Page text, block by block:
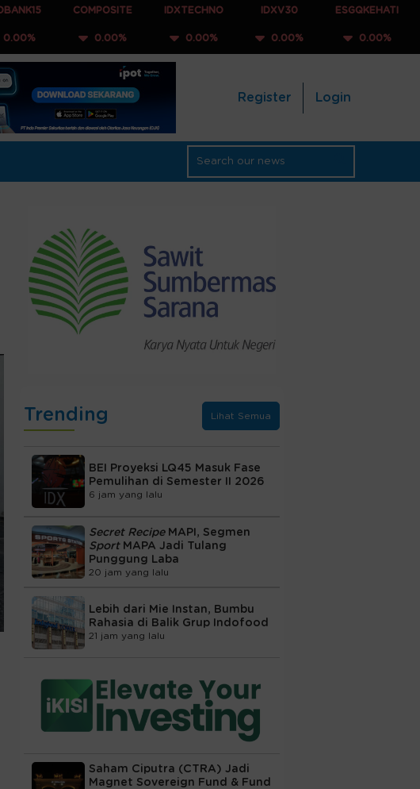
COMPOSITE
0.00%
IDXTECHNO
0.00%
IDXV30
0.00%
ESGQKEHATI
0.00%
Register Login
Trending Lihat Semua
BEI Proyeksi LQ45 Masuk Fase
Pemulihan di Semester II 2026
6 jam yang lalu
Secret RecipeMAPI, Segmen
Sport MAPA Jadi Tulang
Punggung Laba
20 jam yang lalu
Lebih dari Mie Instan, Bumbu
Rahasia di Balik Grup Indofood
21 jam yang lalu
Saham Ciputra (CTRA) Jadi
Magnet Sovereign Fund & Fund